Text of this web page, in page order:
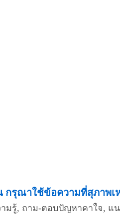
กรุณาใช้ข้อความที่สุภาพ
มรู้, ถาม-ตอบปัญหาคาใจ, แ